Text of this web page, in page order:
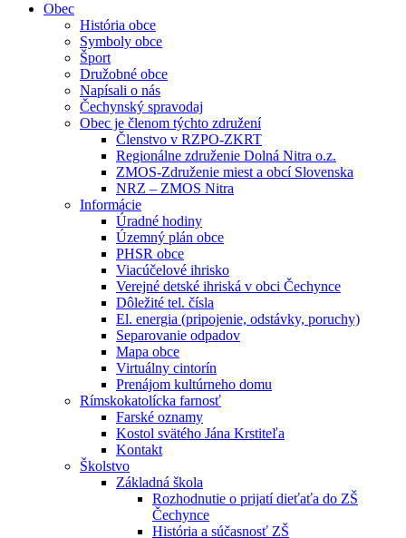
Obec
História obce
Symboly obce
Šport
Družobné obce
Napísali o nás
Čechynský spravodaj
Obec je členom týchto združení
Členstvo v RZPO-ZKRT
Regionálne združenie Dolná Nitra o.z.
ZMOS-Združenie miest a obcí Slovenska
NRZ – ZMOS Nitra
Informácie
Úradné hodiny
Územný plán obce
PHSR obce
Viacúčelové ihrisko
Verejné detské ihriská v obci Čechynce
Dôležité tel. čísla
El. energia (pripojenie, odstávky, poruchy)
Separovanie odpadov
Mapa obce
Virtuálny cintorín
Prenájom kultúrneho domu
Rímskokatolícka farnosť
Farské oznamy
Kostol svätého Jána Krstiteľa
Kontakt
Školstvo
Základná škola
Rozhodnutie o prijatí dieťaťa do ZŠ
Čechynce
História a súčasnosť ZŠ